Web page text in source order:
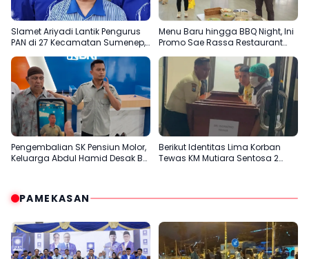
Slamet Ariyadi Lantik Pengurus
PAN di 27 Kecamatan Sumenep,
Konsolidasi Menuju 2029
Menu Baru hingga BBQ Night, Ini
Promo Sae Rassa Restaurant
Agustus Ini
Pengembalian SK Pensiun Molor,
Keluarga Abdul Hamid Desak BRI
Berikut Identitas Lima Korban
Tewas KM Mutiara Sentosa 2
PAMEKASAN